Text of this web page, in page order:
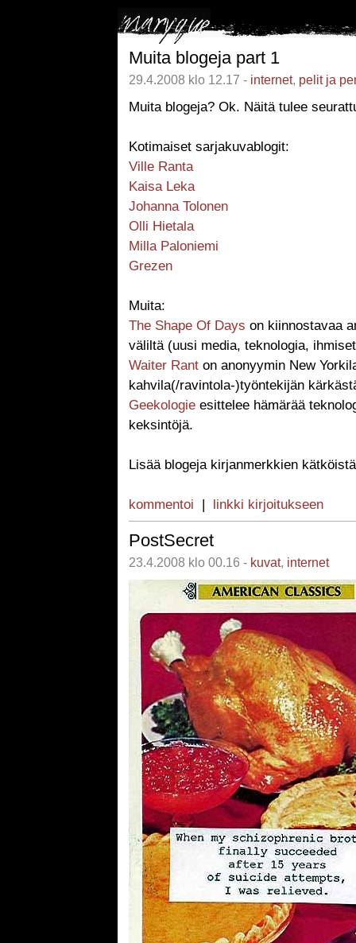
Muita blogeja part 1
29.4.2008 klo 12.17 - internet, pelit ja
Muita blogeja? Ok. Näitä tulee
Kotimaiset sarjakuvablogit:
Ville Ranta
Kaisa Leka
Johanna Tolonen
Olli Hietala
Milla Paloniemi
Grezen
Muita:
The Shape Of Days on kiinnostavaa
väliltä (uusi media, teknologia,
Waiter Rant on anonyymin New
kahvila(/ravintola-)työntekijän
Geekologie esittelee hämärää
keksintöjä.
Lisää blogeja kirjanmerkkien
kommentoi | linkki kirjoitukseen
PostSecret
23.4.2008 klo 00.16 - kuvat, internet